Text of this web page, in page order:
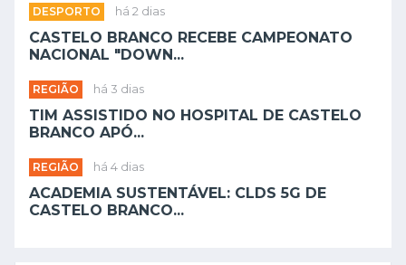
DESPORTO há 2 dias
CASTELO BRANCO RECEBE CAMPEONATO
NACIONAL "DOWN...
REGIÃO há 3 dias
TIM ASSISTIDO NO HOSPITAL DE CASTELO
BRANCO APÓ...
REGIÃO há 4 dias
ACADEMIA SUSTENTÁVEL: CLDS 5G DE
CASTELO BRANCO...